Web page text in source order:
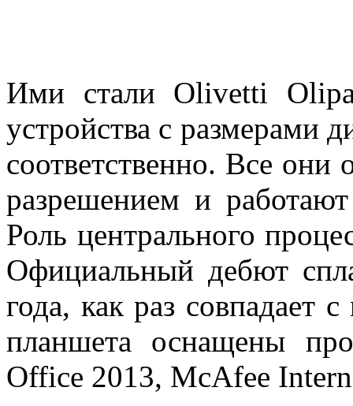
Ими стали Olivetti
устройства с размерами
соответственно. Все
разрешением и
Роль центрального
Официальный дебют
года, как раз совпадает
планшета оснащены
Office 2013, McAfee